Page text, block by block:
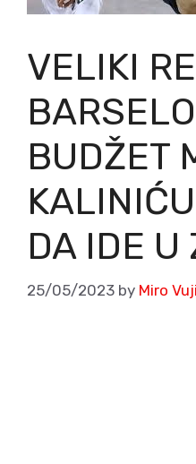
VELIKI
BUDŽET
DA IDE U
25/05/2023 by Miro